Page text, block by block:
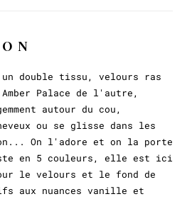
double tissu, velours ras
Palace de l'autre,
autour du cou,
ou se glisse dans les
On l'adore et on la porte
en 5 couleurs, elle est ici
le velours et le fond de
aux nuances vanille et